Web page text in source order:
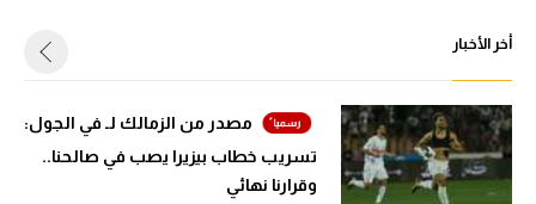
أخر الأخبار
مصدر من الزمالك لـ في الجول:
تسريب خطاب بيزيرا يصب في صالحنا..
وقرارنا نهائي